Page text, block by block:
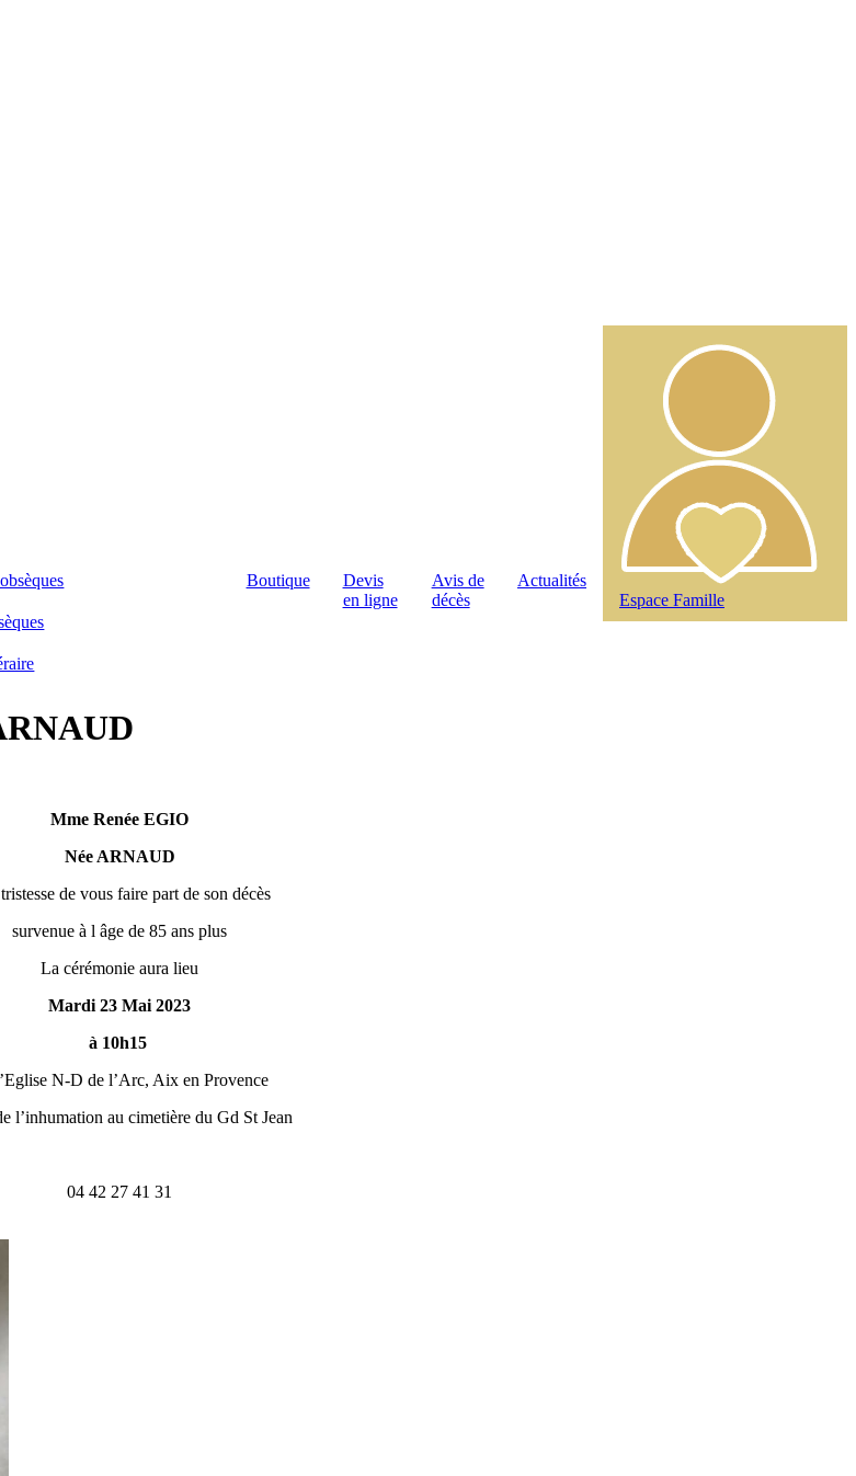
Boutique
Devis
en ligne
Avis de
décès
Actualités
Espace Famille
Mme Renée EGIO
Née ARNAUD
de vous faire part de son décès
survenue à l âge de 85 ans plus
La cérémonie aura lieu
Mardi 23 Mai 2023
à 10h15
N-D de l’Arc, Aix en Provence
l’inhumation au cimetière du Gd St Jean
04 42 27 41 31